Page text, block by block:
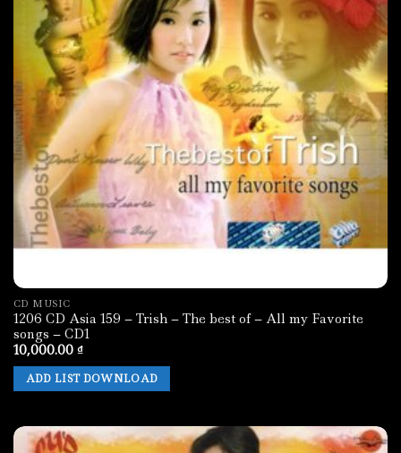
CD MUSIC
1206 CD Asia 159 – Trish – The best of – All my Favorite
songs – CD1
10,000.00 ₫
ADD LIST DOWNLOAD